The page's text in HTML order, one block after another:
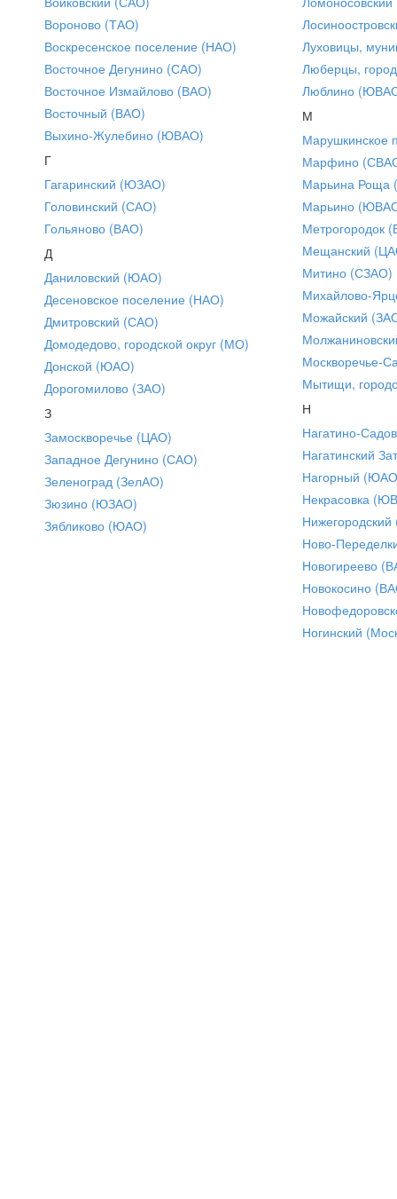
Вороново (ТАО)
Воскресенское поселение (НАО)
Восточное Дегунино (САО)
Восточное Измайлово (ВАО)
Восточный (ВАО)
Выхино-Жулебино (ЮВАО)
Г
Гагаринский (ЮЗАО)
Головинский (САО)
Гольяново (ВАО)
Д
Даниловский (ЮАО)
Десеновское поселение (НАО)
Дмитровский (САО)
Домодедово, городской округ (МО)
Донской (ЮАО)
Дорогомилово (ЗАО)
З
Замоскворечье (ЦАО)
Западное Дегунино (САО)
Зеленоград (ЗелАО)
Зюзино (ЮЗАО)
Зябликово (ЮАО)
Луховицы,
Люберцы,
Люблино
М
Марушкинское
Марфино
Марьина Роща
Марьино
Метрогородок
Мещанский
Митино (СЗАО)
Михайлово-
Можайский
Москворечье-
Мытищи,
Н
Нагатино-
Нагатинский
Нагорный
Некрасовка
Ново-
Новогиреево
Новокосино
Ногинский